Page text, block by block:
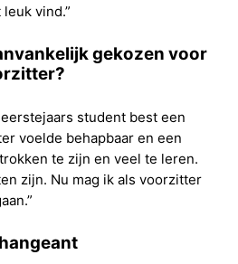
vind.”
gekozen voor
student best een
voelde behapbaar en een
te zijn en veel te leren.
zijn. Nu mag ik als voorzitter